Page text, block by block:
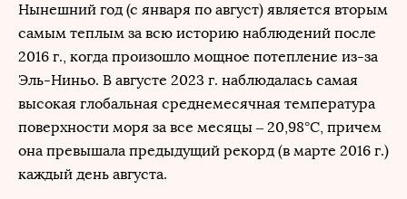
Нынешний год (с января по август) является вторым
самым теплым за всю историю наблюдений после
2016 г., когда произошло мощное потепление из-за
Эль-Ниньо. В августе 2023 г. наблюдалась самая
высокая глобальная среднемесячная температура
поверхности моря за все месяцы – 20,98°C, причем
она превышала предыдущий рекорд (в марте 2016 г.)
каждый день августа.